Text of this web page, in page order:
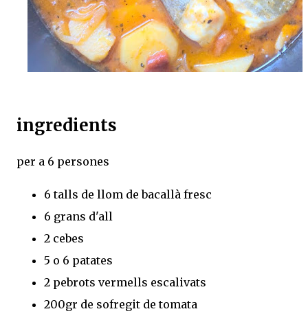
ingredients
per a 6 persones
6 talls de llom de bacallà fresc
6 grans d'all
2 cebes
5 o 6 patates
2 pebrots vermells escalivats
200gr de sofregit de tomata